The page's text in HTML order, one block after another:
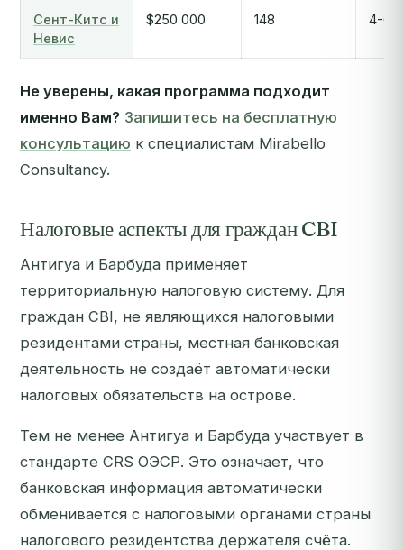
Сент-Китс и
Невис
$250 000 148 4-6
Не уверены, какая программа подходит
именно Вам? Запишитесь на бесплатную
консультацию к специалистам Mirabello
Consultancy.
Налоговые аспекты для граждан CBI
Антигуа и Барбуда применяет
территориальную налоговую систему. Для
граждан CBI, не являющихся налоговыми
резидентами страны, местная банковская
деятельность не создаёт автоматически
налоговых обязательств на острове.
Тем не менее Антигуа и Барбуда участвует в
стандарте CRS ОЭСР. Это означает, что
банковская информация автоматически
обменивается с налоговыми органами страны
налогового резидентства держателя счёта.